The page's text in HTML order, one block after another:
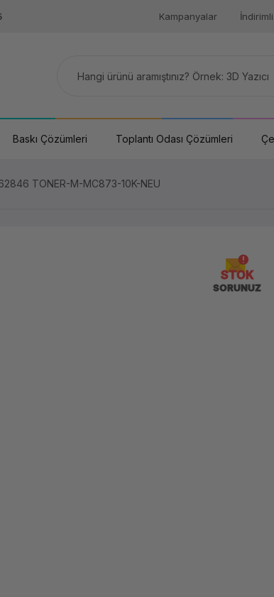
Kampanyalar
Baskı Çözümleri Toplantı Odası Çözümleri
TONER-M-MC873-10K-NEU
STOK
SORUNUZ